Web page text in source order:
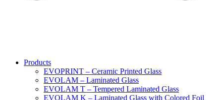
Products
EVOPRINT – Ceramic Printed Glass
EVOLAM – Laminated Glass
EVOLAM T – Tempered Laminated Glass
EVOLAM K – Laminated Glass with Colored Foil